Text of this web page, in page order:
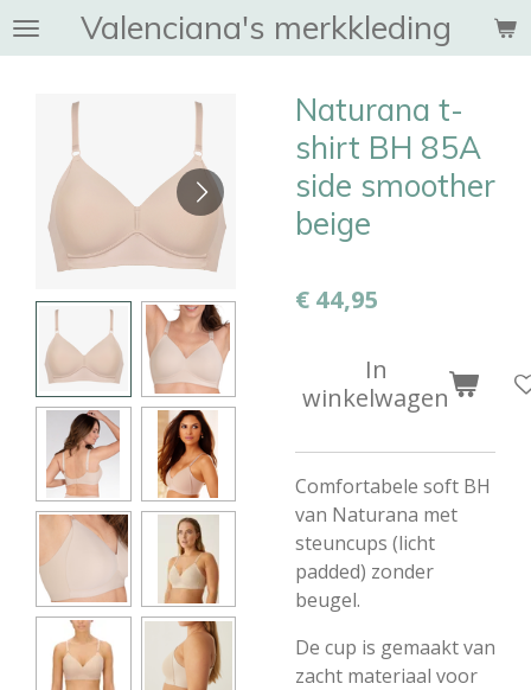
Ga
direct
Valenciana's merkkleding
Naturana t-
shirt BH 85A
side smoother
beige
€ 44,95
In
winkelwagen
Comfortabele soft BH
van Naturana met
steuncups (licht
padded) zonder
beugel.
De cup is gemaakt van
zacht materiaal voor